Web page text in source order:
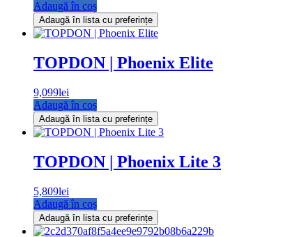
Adaugă în coș
Adaugă în lista cu preferințe
TOPDON | Phoenix Elite
9,099lei
Adaugă în coș
Adaugă în lista cu preferințe
TOPDON | Phoenix Lite 3
5,809lei
Adaugă în coș
Adaugă în lista cu preferințe